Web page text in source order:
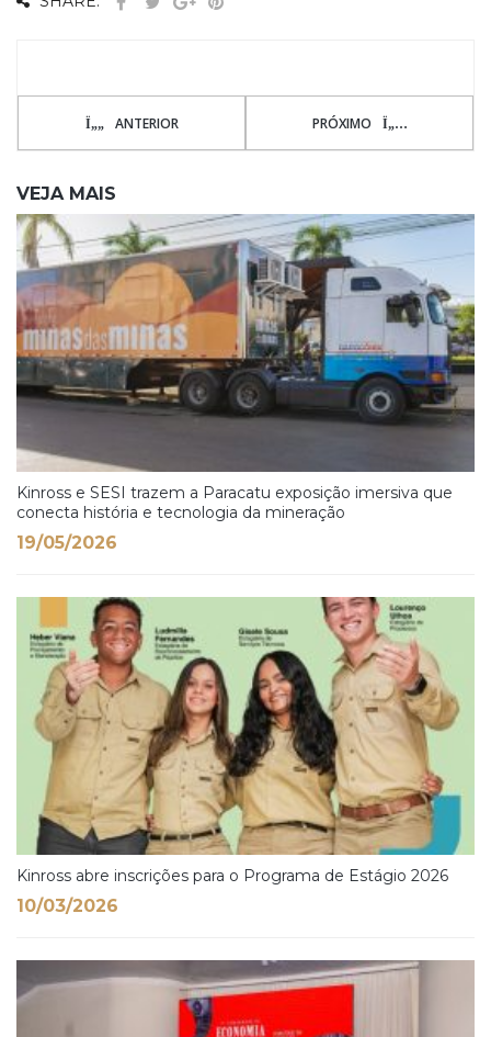
ANTERIOR PRÓXIMO
VEJA MAIS
Kinross e SESI trazem a Paracatu exposição imersiva que
conecta história e tecnologia da mineração
19/05/2026
Kinross abre inscrições para o Programa de Estágio 2026
10/03/2026